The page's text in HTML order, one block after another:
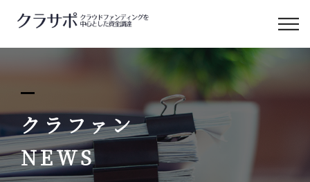
クラファン
NEWS
クラサポについて
クラサポの支援
サービス&料金